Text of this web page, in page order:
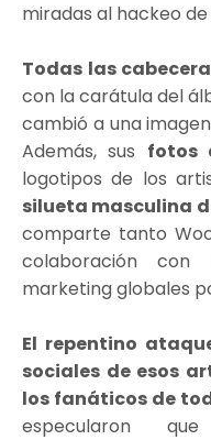
miradas al hackeo de
Todas las
con la carátula del
cambió a una
Además, sus fotos
logotipos de los
silueta masculina
comparte tanto
colaboración con
marketing globales
El repentino
sociales de esos
los fanáticos de
especularon